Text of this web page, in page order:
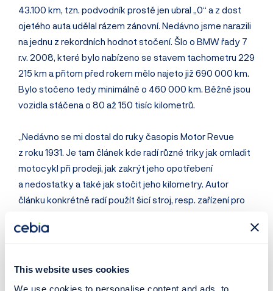
This website uses cookies
We use cookies to personalise content and ads, to
43.100 km, tzn. podvodník prostě jen ubral „0“ a z dost
ojetého auta udělal rázem zánovní. Nedávno jsme narazili
na jednu z rekordních hodnot stočení. Šlo o BMW řady 7
r.v. 2008, které bylo nabízeno se stavem tachometru 229
215 km a přitom před rokem mělo najeto již 690 000 km.
Bylo stočeno tedy minimálně o 460 000 km. Běžně jsou
vozidla stáčena o 80 až 150 tisíc kilometrů.
„Nedávno se mi dostal do ruky časopis Motor Revue
z roku 1931. Je tam článek kde radí různé triky jak omladit
motocykl při prodeji, jak zakrýt jeho opotřebení
a nedostatky a také jak stočit jeho kilometry. Autor
článku konkrétně radí použít šicí stroj, resp. zařízení pro
pouhých 2000 km, čemu asi odpovídají vaše